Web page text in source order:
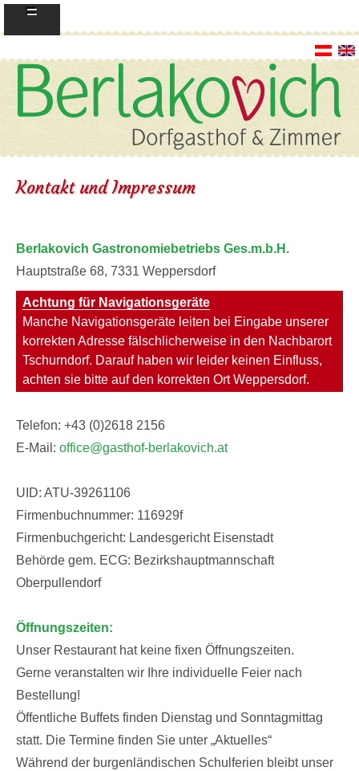
=
Kontakt und Impressum
Berlakovich Gastronomiebetriebs Ges.m.b.H.
Hauptstraße 68, 7331 Weppersdorf
Achtung für Navigationsgeräte
Manche Navigationsgeräte leiten bei Eingabe unserer
korrekten Adresse fälschlicherweise in den Nachbarort
Tschurndorf. Darauf haben wir leider keinen Einfluss,
achten sie bitte auf den korrekten Ort Weppersdorf.
Telefon: +43 (0)2618 2156
E-Mail: office@gasthof-berlakovich.at
UID: ATU-39261106
Firmenbuchnummer: 116929f
Firmenbuchgericht: Landesgericht Eisenstadt
Behörde gem. ECG: Bezirkshauptmannschaft
Oberpullendorf
Öffnungszeiten:
Unser Restaurant hat keine fixen Öffnungszeiten.
Gerne veranstalten wir Ihre individuelle Feier nach
Bestellung!
Öffentliche Buffets finden Dienstag und Sonntagmittag
statt. Die Termine finden Sie unter „Aktuelles“
Während der burgenländischen Schulferien bleibt unser